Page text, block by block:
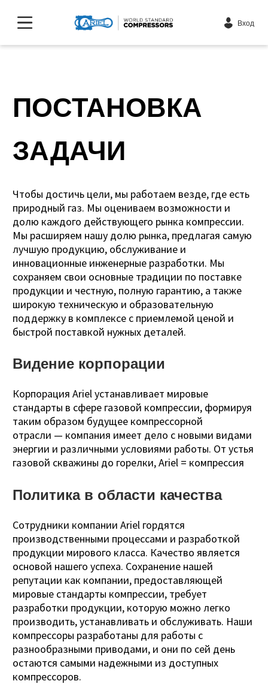
Вход
ПОСТАНОВКА
ЗАДАЧИ
Чтобы достичь цели, мы работаем везде, где есть
природный газ. Мы оцениваем возможности и
долю каждого действующего рынка компрессии.
Мы расширяем нашу долю рынка, предлагая самую
лучшую продукцию, обслуживание и
инновационные инженерные разработки. Мы
сохраняем свои основные традиции по поставке
продукции и честную, полную гарантию, а также
широкую техническую и образовательную
поддержку в комплексе с приемлемой ценой и
быстрой поставкой нужных деталей.
Видение корпорации
Корпорация Ariel устанавливает мировые
стандарты в сфере газовой компрессии, формируя
таким образом будущее компрессорной
отрасли — компания имеет дело с новыми видами
энергии и различными условиями работы. От устья
газовой скважины до горелки, Ariel = компрессия
Политика в области качества
Сотрудники компании Ariel гордятся
производственными процессами и разработкой
продукции мирового класса. Качество является
основой нашего успеха. Сохранение нашей
репутации как компании, предоставляющей
мировые стандарты компрессии, требует
разработки продукции, которую можно легко
производить, устанавливать и обслуживать. Наши
компрессоры разработаны для работы с
разнообразными приводами, и они по сей день
остаются самыми надежными из доступных
компрессоров.